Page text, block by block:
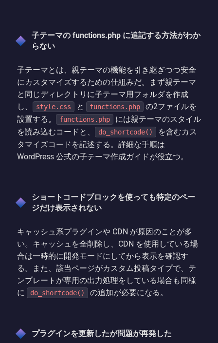
子テーマの functions.php に追記する方法がわか
らない
子テーマとは、親テーマの機能を引き継ぎつつ安全
にカスタマイズするための仕組みだ。まず親テーマ
と同じディレクトリに子テーマ用フォルダを作成
し、
style.css と functions.php
の2ファイルを
設置する。
functions.php
には親テーマのスタイル
を読み込むコードと、
do_shortcode()
を含むカス
タマイズコードを記述する。詳細な手順は
WordPress 公式の子テーマ作成ガイドが役立つ。
ショートコードブロックを使っても特定のペー
ジだけ表示されない
キャッシュ系プラグインや CDN が原因のことが多
い。キャッシュを全削除し、CDN を使用している場
合は一時的に開発モードにしてから表示を確認す
る。また、該当ページがカスタム投稿タイプで、テ
ンプレートが専用の出力処理をしている場合も同様
に
do_shortcode() の追加が必要になる。
プラグインを更新したが問題が再発した